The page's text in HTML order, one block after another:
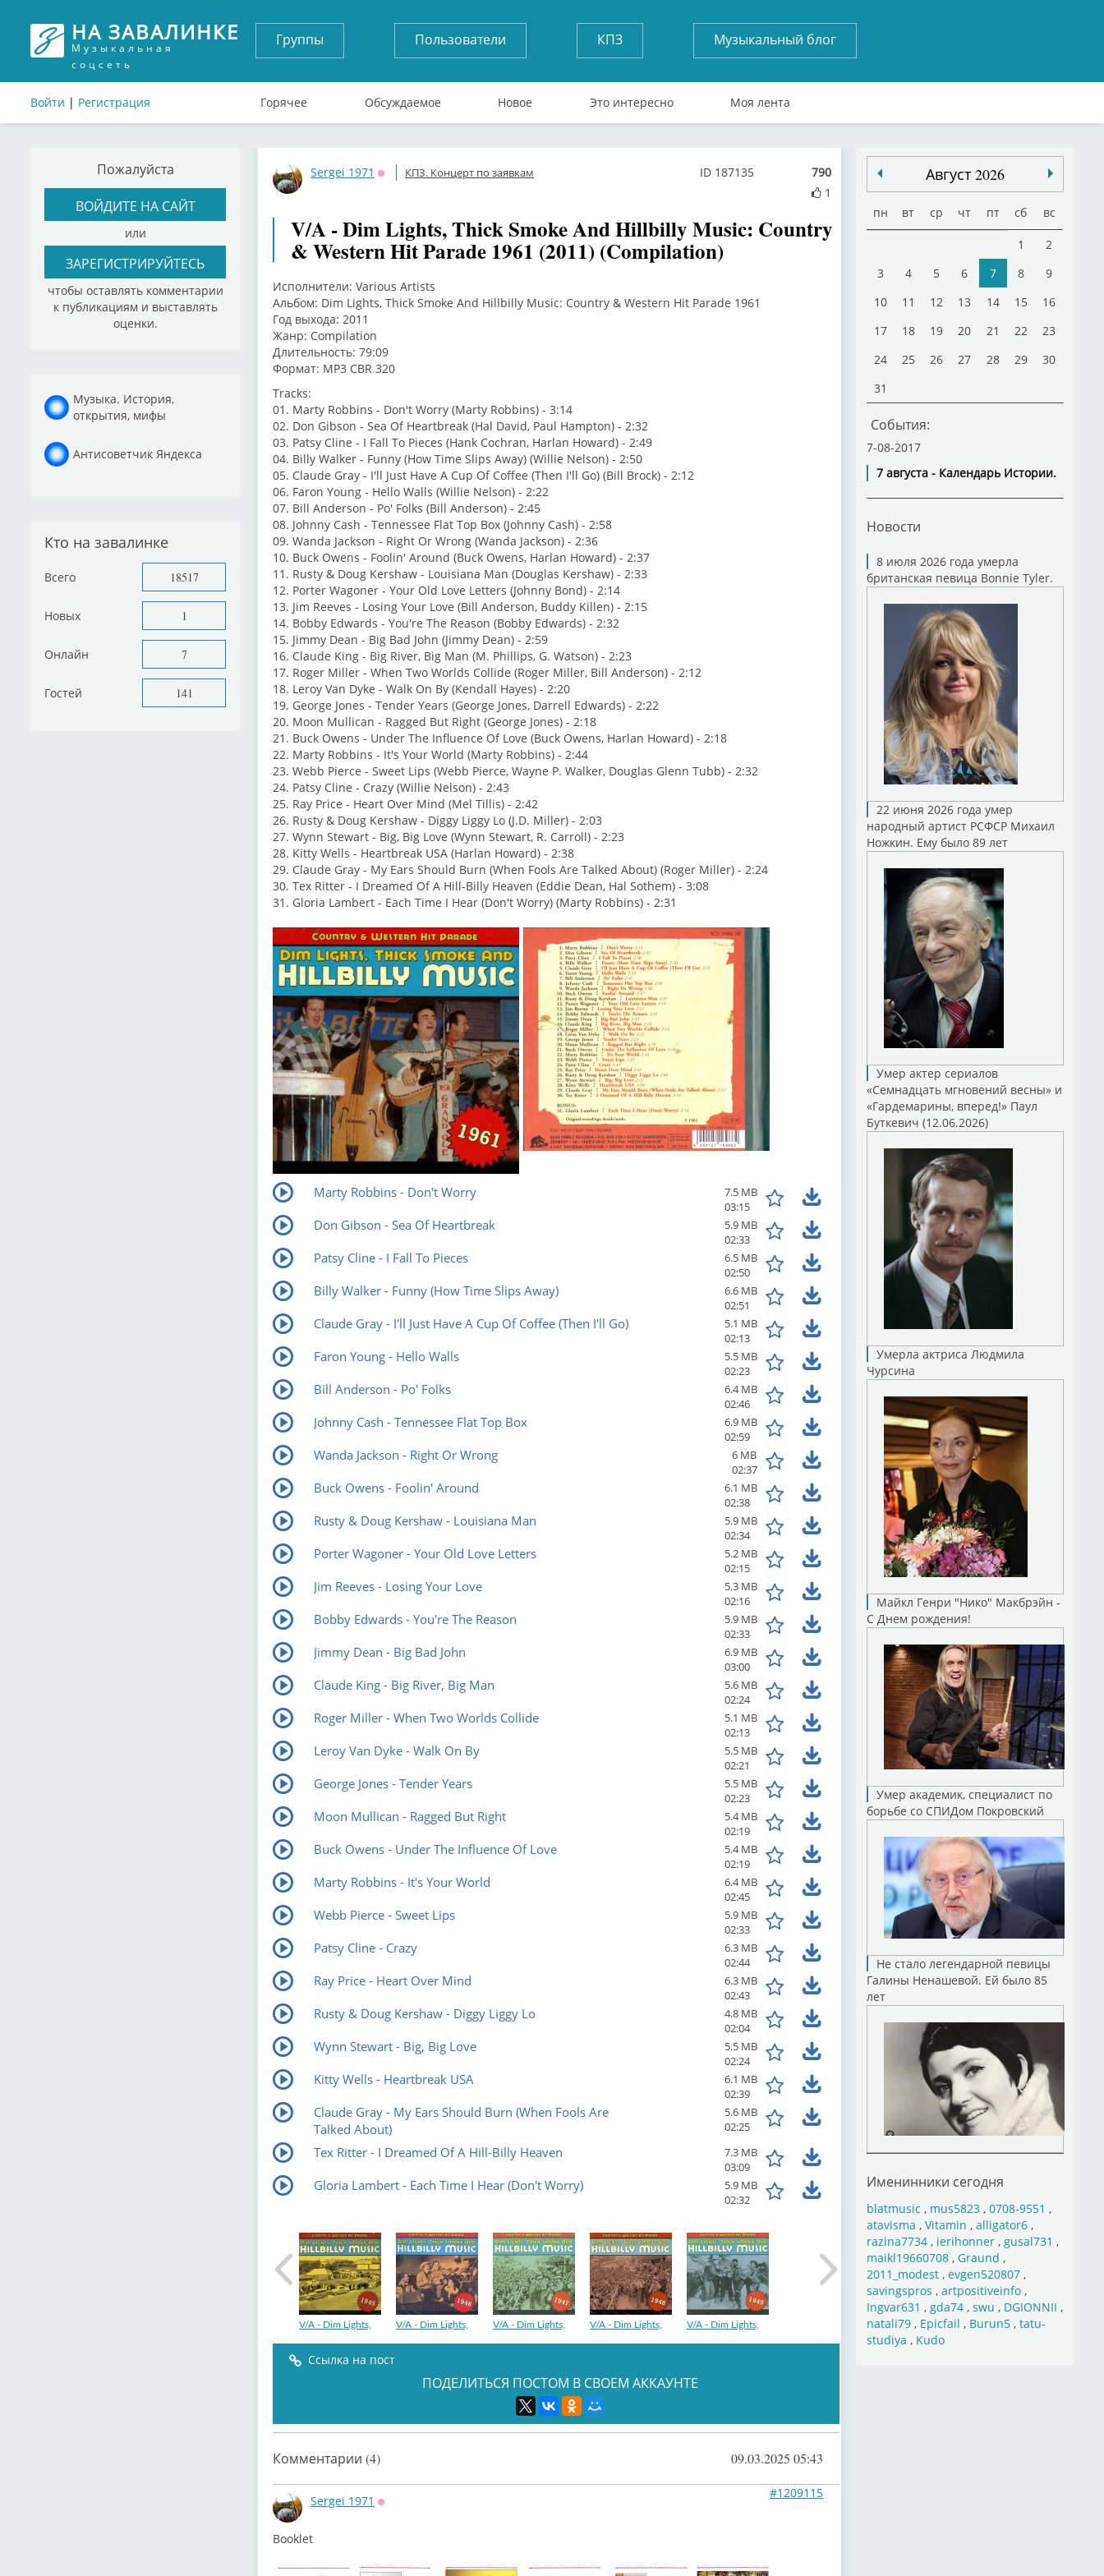
НА ЗАВАЛИНКЕ
Музыкальная
соцсеть
Войти | Регистрация
Группы Пользователи КПЗ Музыкальный блог
Горячее Обсуждаемое Новое Это интересно Моя лента
Пожалуйста
ВОЙДИТЕ НА САЙТ
или
ЗАРЕГИСТРИРУЙТЕСЬ
чтобы оставлять комментарии
к публикациям и выставлять
оценки.
Музыка. История,
открытия, мифы
Антисоветчик Яндекса
Кто на завалинке
Всего 18517
Новых 1
Онлайн 7
Гостей 141
Sergei 1971
Оффлайн
КПЗ. Концерт по заявкам
790
1
ID 187135
V/A - Dim Lights, Thick Smoke And Hillbilly Music: Country
& Western Hit Parade 1961 (2011) (Compilation)
Исполнители: Various Artists
Альбом: Dim Lights, Thick Smoke And Hillbilly Music: Country & Western Hit Parade 1961
Год выхода: 2011
Жанр: Compilation
Длительность: 79:09
Формат: MP3 CBR 320
Tracks:
01. Marty Robbins - Don't Worry (Marty Robbins) - 3:14
02. Don Gibson - Sea Of Heartbreak (Hal David, Paul Hampton) - 2:32
03. Patsy Cline - I Fall To Pieces (Hank Cochran, Harlan Howard) - 2:49
04. Billy Walker - Funny (How Time Slips Away) (Willie Nelson) - 2:50
05. Claude Gray - I'll Just Have A Cup Of Coffee (Then I'll Go) (Bill Brock) - 2:12
06. Faron Young - Hello Walls (Willie Nelson) - 2:22
07. Bill Anderson - Po' Folks (Bill Anderson) - 2:45
08. Johnny Cash - Tennessee Flat Top Box (Johnny Cash) - 2:58
09. Wanda Jackson - Right Or Wrong (Wanda Jackson) - 2:36
10. Buck Owens - Foolin' Around (Buck Owens, Harlan Howard) - 2:37
11. Rusty & Doug Kershaw - Louisiana Man (Douglas Kershaw) - 2:33
12. Porter Wagoner - Your Old Love Letters (Johnny Bond) - 2:14
13. Jim Reeves - Losing Your Love (Bill Anderson, Buddy Killen) - 2:15
14. Bobby Edwards - You're The Reason (Bobby Edwards) - 2:32
15. Jimmy Dean - Big Bad John (Jimmy Dean) - 2:59
16. Claude King - Big River, Big Man (M. Phillips, G. Watson) - 2:23
17. Roger Miller - When Two Worlds Collide (Roger Miller, Bill Anderson) - 2:12
18. Leroy Van Dyke - Walk On By (Kendall Hayes) - 2:20
19. George Jones - Tender Years (George Jones, Darrell Edwards) - 2:22
20. Moon Mullican - Ragged But Right (George Jones) - 2:18
21. Buck Owens - Under The Influence Of Love (Buck Owens, Harlan Howard) - 2:18
22. Marty Robbins - It's Your World (Marty Robbins) - 2:44
23. Webb Pierce - Sweet Lips (Webb Pierce, Wayne P. Walker, Douglas Glenn Tubb) - 2:32
24. Patsy Cline - Crazy (Willie Nelson) - 2:43
25. Ray Price - Heart Over Mind (Mel Tillis) - 2:42
26. Rusty & Doug Kershaw - Diggy Liggy Lo (J.D. Miller) - 2:03
27. Wynn Stewart - Big, Big Love (Wynn Stewart, R. Carroll) - 2:23
28. Kitty Wells - Heartbreak USA (Harlan Howard) - 2:38
29. Claude Gray - My Ears Should Burn (When Fools Are Talked About) (Roger Miller) - 2:24
30. Tex Ritter - I Dreamed Of A Hill-Billy Heaven (Eddie Dean, Hal Sothem) - 3:08
31. Gloria Lambert - Each Time I Hear (Don't Worry) (Marty Robbins) - 2:31
Marty Robbins - Don't Worry
7.5 MB
03:15
Don Gibson - Sea Of Heartbreak
5.9 MB
02:33
Patsy Cline - I Fall To Pieces
6.5 MB
02:50
Billy Walker - Funny (How Time Slips Away)
6.6 MB
02:51
Claude Gray - I'll Just Have A Cup Of Coffee (Then I'll Go)
5.1 MB
02:13
Faron Young - Hello Walls
5.5 MB
02:23
Bill Anderson - Po' Folks
6.4 MB
02:46
Johnny Cash - Tennessee Flat Top Box
6.9 MB
02:59
Wanda Jackson - Right Or Wrong
6 MB
02:37
Buck Owens - Foolin' Around
6.1 MB
02:38
Rusty & Doug Kershaw - Louisiana Man
5.9 MB
02:34
Porter Wagoner - Your Old Love Letters
5.2 MB
02:15
Jim Reeves - Losing Your Love
5.3 MB
02:16
Bobby Edwards - You're The Reason
5.9 MB
02:33
Jimmy Dean - Big Bad John
6.9 MB
03:00
Claude King - Big River, Big Man
5.6 MB
02:24
Roger Miller - When Two Worlds Collide
5.1 MB
02:13
Leroy Van Dyke - Walk On By
5.5 MB
02:21
George Jones - Tender Years
5.5 MB
02:23
Moon Mullican - Ragged But Right
5.4 MB
02:19
Buck Owens - Under The Influence Of Love
5.4 MB
02:19
Marty Robbins - It's Your World
6.4 MB
02:45
Webb Pierce - Sweet Lips
5.9 MB
02:33
Patsy Cline - Crazy
6.3 MB
02:44
Ray Price - Heart Over Mind
6.3 MB
02:43
Rusty & Doug Kershaw - Diggy Liggy Lo
4.8 MB
02:04
Wynn Stewart - Big, Big Love
5.5 MB
02:24
Kitty Wells - Heartbreak USA
6.1 MB
02:39
Claude Gray - My Ears Should Burn (When Fools Are
Talked About)
5.6 MB
02:25
Tex Ritter - I Dreamed Of A Hill-Billy Heaven
7.3 MB
03:09
Gloria Lambert - Each Time I Hear (Don't Worry)
5.9 MB
02:32
V/A - Dim Lights, V/A - Dim Lights, V/A - Dim Lights, V/A - Dim Lights, V/A - Dim Lights,
Ссылка на пост
ПОДЕЛИТЬСЯ ПОСТОМ В СВОЕМ АККАУНТЕ
Комментарии (4) 09.03.2025 05:43
Sergei 1971
#1209115
⁣Booklet
Август 2026
пн вт ср чт пт сб вс
1
2
3
4 5 6 7 8
9
10
11 12 13 14 15
16
17
18 19 20 21 22
23
24
25 26 27 28 29
30
31
События:
7-08-2017
7 августа - Календарь Истории.
Новости
8 июля 2026 года умерла
британская певица Bonnie Tyler.
22 июня 2026 года умер
народный артист РСФСР Михаил
Ножкин. Ему было 89 лет
Умер актер сериалов
«Семнадцать мгновений весны» и
«Гардемарины, вперед!» Паул
Буткевич (12.06.2026)
Умерла актриса Людмила
Чурсина
Майкл Генри "Нико" Макбрэйн -
С Днем рождения!
Умер академик, специалист по
борьбе со СПИДом Покровский
Не стало легендарной певицы
Галины Ненашевой. Ей было 85
лет
Именинники сегодня
blatmusic , mus5823, 0708-9551 ,
atavisma , Vitamin , alligator6,
razina7734, ierihonner, gusal731 ,
maikl19660708, Graund ,
2011_modest, evgen520807,
savingspros , artpositiveinfo,
Ingvar631 , gda74, swu , DGIONNII ,
natali79, Epicfail , Burun5, tatu-
studiya , Kudo